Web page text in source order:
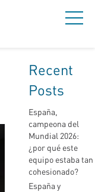
Recent
Posts
España,
campeona del
Mundial 2026:
¿por qué este
equipo estaba tan
cohesionado?
España y